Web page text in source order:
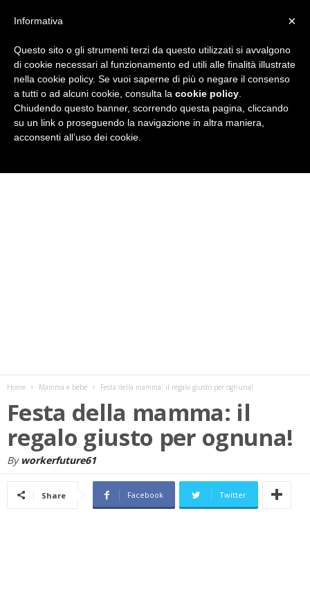
i
Home Mamma e bebe Festa della mamma: il regalo giusto per ognuna!
Festa della mamma: il
regalo giusto per ognuna!
By workerfuture61
Share Facebook Twitter
×
Informativa
Questo sito o gli strumenti terzi da questo utilizzati si avvalgono
di cookie necessari al funzionamento ed utili alle finalità illustrate
nella cookie policy. Se vuoi saperne di più o negare il consenso
a tutti o ad alcuni cookie, consulta la cookie policy
Chiudendo questo banner, scorrendo questa pagina, cliccando
su un link o proseguendo la navigazione in altra maniera,
acconsenti all’uso dei cookie.